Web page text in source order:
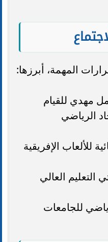
المهمة، أبرزها:
مهدي للقيام
الرياضي
للألعاب الإفريقية
التعليم العالي
للجامعات